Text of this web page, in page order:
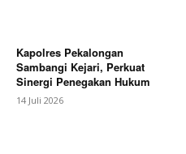
Kapolres Pekalongan
Sambangi Kejari, Perkuat
Sinergi Penegakan Hukum
14 Juli 2026